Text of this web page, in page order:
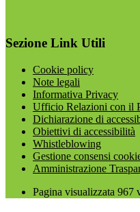
Sezione Link Utili
Cookie policy
Note legali
Informativa Privacy
Ufficio Relazioni con il
Dichiarazione di
Obiettivi di accessibilità
Whistleblowing
Gestione consensi
Amministrazione
Pagina visualizzata 967